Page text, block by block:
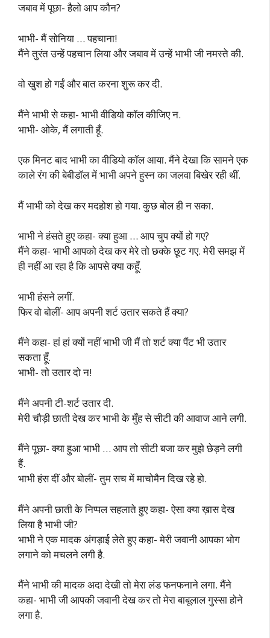
जबाव में पूछा- हैलो आप कौन?
भाभी- मैं सोनिया … पहचाना!
मैंने तुरंत उन्हें पहचान लिया और जबाव में उन्हें भाभी जी नमस्ते की.
वो खुश हो गईं और बात करना शुरू कर दी.
मैंने भाभी से कहा- भाभी वीडियो कॉल कीजिए न.
भाभी- ओके, मैं लगाती हूँ.
एक मिनट बाद भाभी का वीडियो कॉल आया. मैंने देखा कि सामने एक
काले रंग की बेबीडॉल में भाभी अपने हुस्न का जलवा बिखेर रही थीं.
मैं भाभी को देख कर मदहोश हो गया. कुछ बोल ही न सका.
भाभी ने हंसते हुए कहा- क्या हुआ … आप चुप क्यों हो गए?
मैंने कहा- भाभी आपको देख कर मेरे तो छक्के छूट गए. मेरी समझ में
ही नहीं आ रहा है कि आपसे क्या कहूँ.
भाभी हंसने लगीं.
फिर वो बोलीं- आप अपनी शर्ट उतार सकते हैं क्या?
मैंने कहा- हां हां क्यों नहीं भाभी जी मैं तो शर्ट क्या पैंट भी उतार
सकता हूँ.
भाभी- तो उतार दो न!
मैंने अपनी टी-शर्ट उतार दी.
मेरी चौड़ी छाती देख कर भाभी के मुँह से सीटी की आवाज आने लगी.
मैंने पूछा- क्या हुआ भाभी … आप तो सीटी बजा कर मुझे छेड़ने लगी
हैं.
भाभी हंस दीं और बोलीं- तुम सच में माचोमैन दिख रहे हो.
मैंने अपनी छाती के निप्पल सहलाते हुए कहा- ऐसा क्या ख़ास देख
लिया है भाभी जी?
भाभी ने एक मादक अंगड़ाई लेते हुए कहा- मेरी जवानी आपका भोग
लगाने को मचलने लगी है.
मैंने भाभी की मादक अदा देखी तो मेरा लंड फनफनाने लगा. मैंने
कहा- भाभी जी आपकी जवानी देख कर तो मेरा बाबूलाल गुस्सा होने
लगा है.